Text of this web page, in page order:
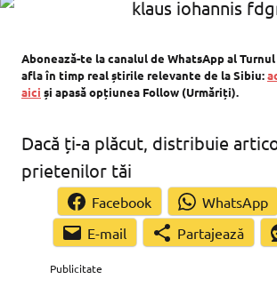
Abonează-te la canalul de WhatsApp al
afla în timp real știrile relevante de la Sibiu:
aici și apasă opțiunea Follow (Urmăriți).
Dacă ți-a plăcut, distribuie
prietenilor tăi
Facebook WhatsApp
Partajează
Publicitate